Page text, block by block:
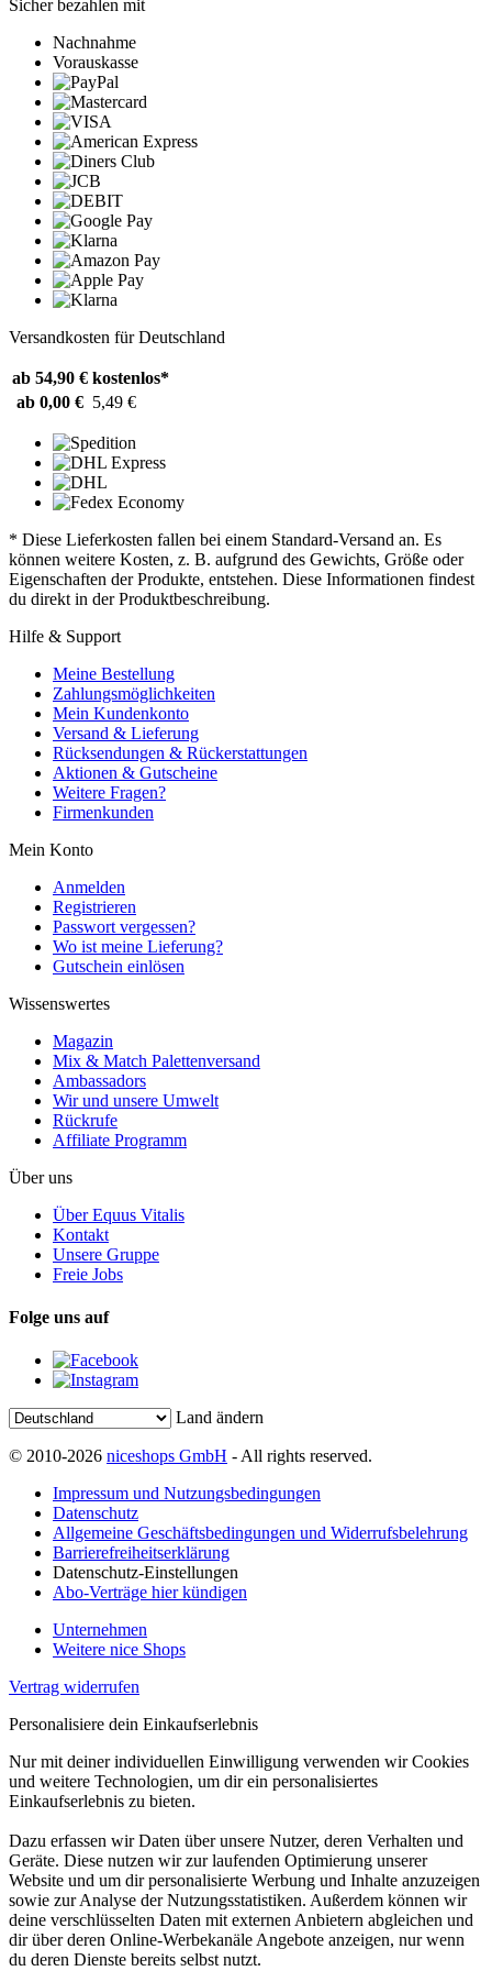
Sicher bezahlen mit
Nachnahme
Vorauskasse
Versandkosten für Deutschland
ab 54,90 € kostenlos*
ab 0,00 € 5,49 €
* Diese Lieferkosten fallen bei einem Standard-Versand an. Es
können weitere Kosten, z. B. aufgrund des Gewichts, Größe oder
Eigenschaften der Produkte, entstehen. Diese Informationen findest
du direkt in der Produktbeschreibung.
Hilfe & Support
Meine Bestellung
Zahlungsmöglichkeiten
Mein Kundenkonto
Versand & Lieferung
Rücksendungen & Rückerstattungen
Aktionen & Gutscheine
Weitere Fragen?
Firmenkunden
Mein Konto
Anmelden
Registrieren
Passwort vergessen?
Wo ist meine Lieferung?
Gutschein einlösen
Wissenswertes
Magazin
Mix & Match Palettenversand
Ambassadors
Wir und unsere Umwelt
Rückrufe
Affiliate Programm
Über uns
Über Equus Vitalis
Kontakt
Unsere Gruppe
Freie Jobs
Folge uns auf
Land ändern
© 2010-2026 niceshops GmbH - All rights reserved.
Impressum und Nutzungsbedingungen
Datenschutz
Allgemeine Geschäftsbedingungen und Widerrufsbelehrung
Barrierefreiheitserklärung
Datenschutz-Einstellungen
Abo-Verträge hier kündigen
Unternehmen
Weitere nice Shops
Vertrag widerrufen
Personalisiere dein Einkaufserlebnis
Nur mit deiner individuellen Einwilligung verwenden wir Cookies
und weitere Technologien, um dir ein personalisiertes
Einkaufserlebnis zu bieten.
Dazu erfassen wir Daten über unsere Nutzer, deren Verhalten und
Geräte. Diese nutzen wir zur laufenden Optimierung unserer
Website und um dir personalisierte Werbung und Inhalte anzuzeigen
sowie zur Analyse der Nutzungsstatistiken. Außerdem können wir
deine verschlüsselten Daten mit externen Anbietern abgleichen und
dir über deren Online-Werbekanäle Angebote anzeigen, nur wenn
du deren Dienste bereits selbst nutzt.